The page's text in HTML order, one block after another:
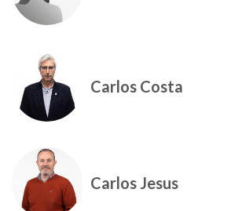
Carlos Costa
Carlos Jesus